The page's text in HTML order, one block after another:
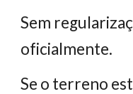
Sem
oficialmente.
Se o terreno